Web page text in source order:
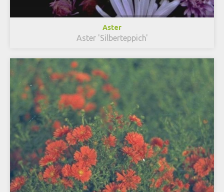
Aster
Aster 'Silberteppich'